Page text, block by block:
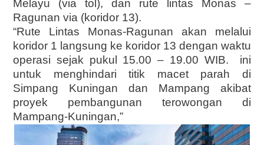
Melayu (via tol), dan rute lintas Monas –
Ragunan via (koridor 13).
“Rute Lintas Monas-Ragunan akan melalui
koridor 1 langsung ke koridor 13 dengan waktu
operasi sejak pukul 15.00 – 19.00 WIB. ini
untuk menghindari titik macet parah di
Simpang Kuningan dan Mampang akibat
proyek pembangunan terowongan di
Mampang-Kuningan,”